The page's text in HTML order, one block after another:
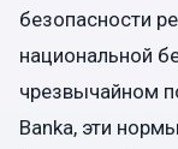
безопасности
национальной
чрезвычайном
Banka, эти